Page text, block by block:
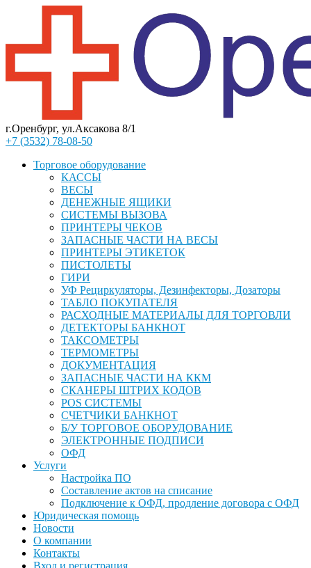
г.Оренбург, ул.Аксакова 8/1
+7 (3532) 78-08-50
Торговое оборудование
КАССЫ
ВЕСЫ
ДЕНЕЖНЫЕ ЯЩИКИ
СИСТЕМЫ ВЫЗОВА
ПРИНТЕРЫ ЧЕКОВ
ЗАПАСНЫЕ ЧАСТИ НА ВЕСЫ
ПРИНТЕРЫ ЭТИКЕТОК
ПИСТОЛЕТЫ
ГИРИ
УФ Рециркуляторы, Дезинфекторы, Дозаторы
ТАБЛО ПОКУПАТЕЛЯ
РАСХОДНЫЕ МАТЕРИАЛЫ ДЛЯ ТОРГОВЛИ
ДЕТЕКТОРЫ БАНКНОТ
ТАКСОМЕТРЫ
ТЕРМОМЕТРЫ
ДОКУМЕНТАЦИЯ
ЗАПАСНЫЕ ЧАСТИ НА ККМ
СКАНЕРЫ ШТРИХ КОДОВ
POS СИСТЕМЫ
СЧЕТЧИКИ БАНКНОТ
Б/У ТОРГОВОЕ ОБОРУДОВАНИЕ
ЭЛЕКТРОННЫЕ ПОДПИСИ
ОФД
Услуги
Настройка ПО
Составление актов на списание
Подключение к ОФД, продление договора с ОФД
Юридическая помощь
Новости
О компании
Контакты
Вход и регистрация